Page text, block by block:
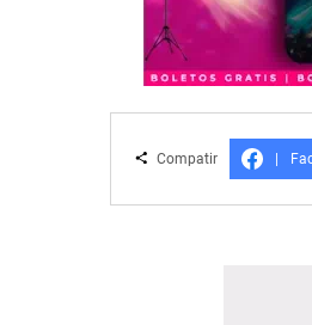
Compatir